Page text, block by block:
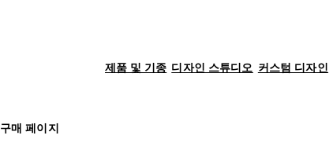
제품 및 기종 디자인 스튜디오 커스텀 디자인
구매 페이지